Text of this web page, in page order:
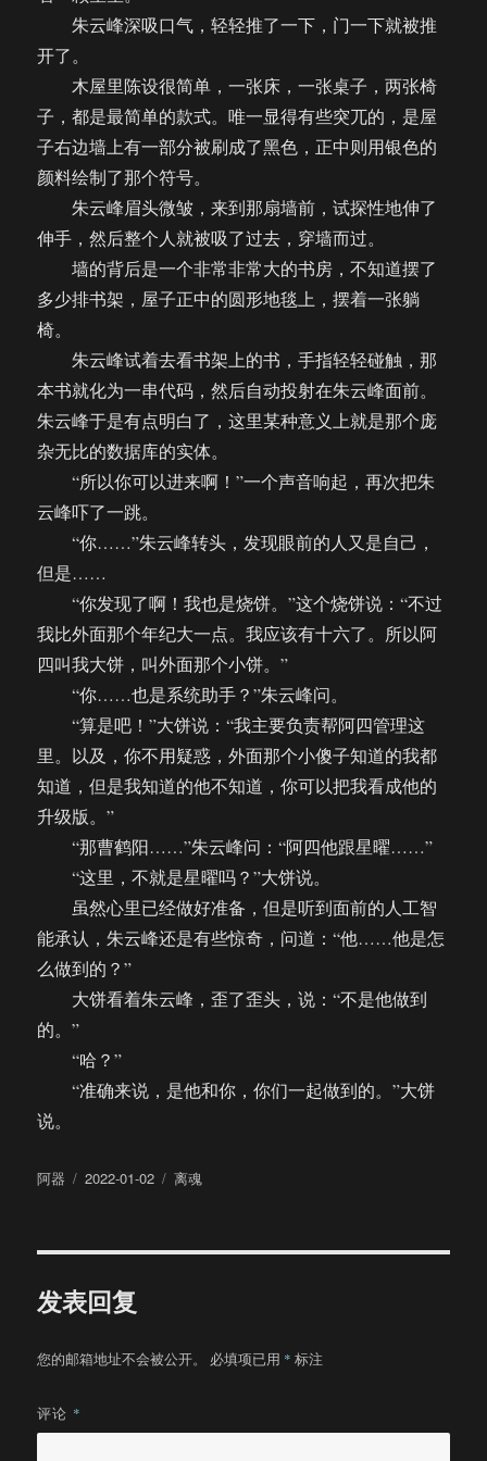
朱云峰深吸口气，轻轻推了一下，门一下就被推
开了。
木屋里陈设很简单，一张床，一张桌子，两张椅
子，都是最简单的款式。唯一显得有些突兀的，是屋
子右边墙上有一部分被刷成了黑色，正中则用银色的
颜料绘制了那个符号。
朱云峰眉头微皱，来到那扇墙前，试探性地伸了
伸手，然后整个人就被吸了过去，穿墙而过。
墙的背后是一个非常非常大的书房，不知道摆了
多少排书架，屋子正中的圆形地毯上，摆着一张躺
椅。
朱云峰试着去看书架上的书，手指轻轻碰触，那
本书就化为一串代码，然后自动投射在朱云峰面前。
朱云峰于是有点明白了，这里某种意义上就是那个庞
杂无比的数据库的实体。
“所以你可以进来啊！”一个声音响起，再次把朱
云峰吓了一跳。
“你……”朱云峰转头，发现眼前的人又是自己，
但是……
“你发现了啊！我也是烧饼。”这个烧饼说：“不过
我比外面那个年纪大一点。我应该有十六了。所以阿
四叫我大饼，叫外面那个小饼。”
“你……也是系统助手？”朱云峰问。
“算是吧！”大饼说：“我主要负责帮阿四管理这
里。以及，你不用疑惑，外面那个小傻子知道的我都
知道，但是我知道的他不知道，你可以把我看成他的
升级版。”
“那曹鹤阳……”朱云峰问：“阿四他跟星曜……”
“这里，不就是星曜吗？”大饼说。
虽然心里已经做好准备，但是听到面前的人工智
能承认，朱云峰还是有些惊奇，问道：“他……他是怎
么做到的？”
大饼看着朱云峰，歪了歪头，说：“不是他做到
的。”
“哈？”
“准确来说，是他和你，你们一起做到的。”大饼
说。
作
阿器
发
2022-01-02
分
离魂
发表回复
您的邮箱地址不会被公开。 必填项已用 * 标注
评论 *